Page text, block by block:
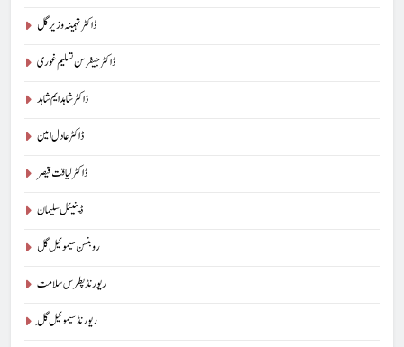
ڈاکٹر تہمینہ وزیر گل
ڈاکٹر جیفرسن تسلیم غوری
ڈاکٹر شاہد ایم شاہد
ڈاکٹر عادل امین
ڈاکٹر لیاقت قیصر
ڈینیئل سلیمان
روبنسن سیموئیل گل
ریورنڈ پطرس سلامت
ریورنڈ سیموئیل گِل